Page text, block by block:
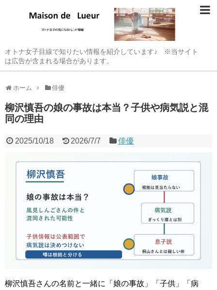
オトナ女子目線で知りたい情報を紹介しています♪ ※当サイト
は広告が含まれる場合があります。
ホーム 俳優
柳沢慎吾の娘の事故は本当？子供や病気説と混
同の理由
2025/10/18 2026/7/7 俳優
柳沢慎吾さんの名前と一緒に「娘の事故」「子供」「病